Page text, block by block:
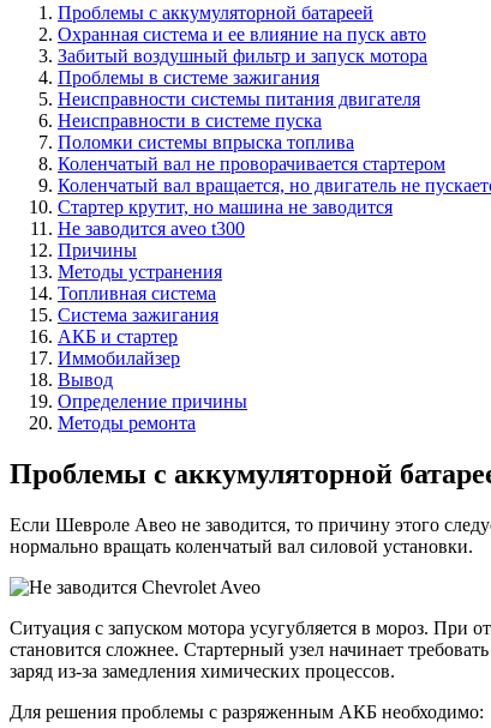
Проблемы с аккумуляторной батареей
Охранная система и ее влияние на пуск авто
Забитый воздушный фильтр и запуск мотора
Проблемы в системе зажигания
Неисправности системы питания двигателя
Неисправности в системе пуска
Поломки системы впрыска топлива
Коленчатый вал не проворачивается стартером
Коленчатый вал вращается, но двигатель не
Стартер крутит, но машина не заводится
Не заводится aveo t300
Причины
Методы устранения
Топливная система
Система зажигания
АКБ и стартер
Иммобилайзер
Вывод
Определение причины
Методы ремонта
Проблемы с аккумуляторной
Если Шевроле Авео не заводится, то причину этого
нормально вращать коленчатый вал силовой установки.
Ситуация с запуском мотора усугубляется в мороз. При
становится сложнее. Стартерный узел начинает
заряд из-за замедления химических процессов.
Для решения проблемы с разряженным АКБ необходимо: